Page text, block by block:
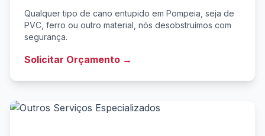
Qualquer tipo de cano entupido em Pompeia, seja de
PVC, ferro ou outro material, nós desobstruímos com
segurança.
Solicitar Orçamento →